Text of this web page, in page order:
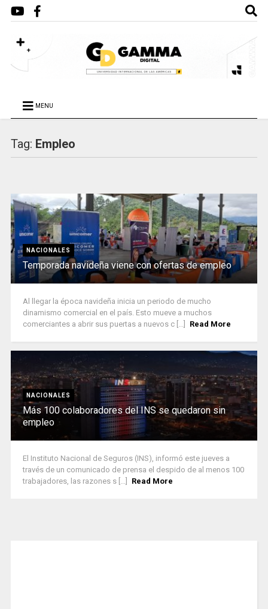
MENU
Tag: Empleo
NACIONALES
Temporada navideña viene con ofertas de empleo
Al llegar la época navideña inicia un periodo de mucho
dinamismo comercial en el país. Esto mueve a muchos
comerciantes a abrir sus puertas a nuevos c [...]
Read More
NACIONALES
Más 100 colaboradores del INS se quedaron sin
empleo
El Instituto Nacional de Seguros (INS), informó este jueves a
través de un comunicado de prensa el despido de al menos 100
trabajadores, las razones s [...]
Read More